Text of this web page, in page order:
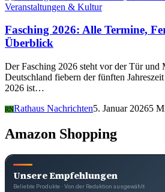
Veranstaltungen & Kultur
Fasching 2026: Alle Termine,
Überblick
Der Fasching 2026 steht vor der Tür und
Deutschland fiebern der fünften
2026 ist…
RNRathaus Nachrichten5. Januar 20265
Amazon Shopping
Unsere Empfehlungen
Beliebte Produkte · Von der Redaktion ausgewählt